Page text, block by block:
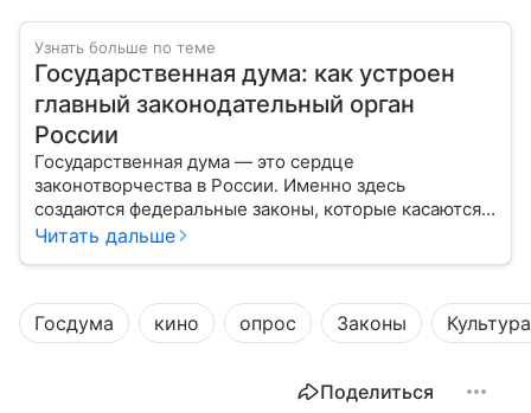
Узнать больше по теме
Государственная дума: как устроен
главный законодательный орган
России
Государственная дума — это сердце
законотворчества в России. Именно здесь
создаются федеральные законы, которые касаются
жизни каждого гражданина: от образования и
Читать дальше
Госдума кино опрос Законы Культура
Поделиться